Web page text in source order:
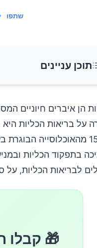
שתפו
תוכן עניינים
פירות יער עשירים
דגים שומניים ואומגה-3
דיאטה צמחית וירקות
תפוחים ופירות נמוכים
הן איברים חיוניים
על בריאות הכליות
כ-15% מהאוכלוסייה
בתפקוד הכליות
לבריאות הכליות, על